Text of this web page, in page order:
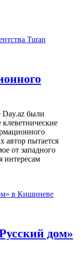
Day.az были
автор пытается
от западного
интересам
дом»